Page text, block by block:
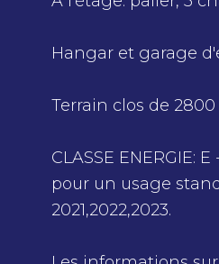
Hangar et garage
Terrain clos de 2800
CLASSE ENERGIE:
pour un usage
2021,2022,2023.